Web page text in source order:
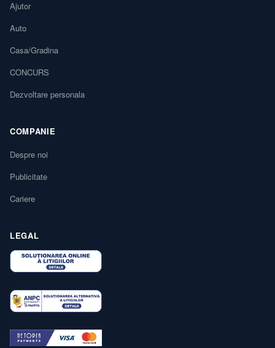
Ajutor
Auto
Casa/Gradina
CONCURS
Dezvoltare personala
COMPANIE
Despre noi
Publicitate
Cariere
LEGAL